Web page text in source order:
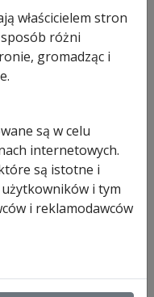
–
–
o
ogrodoweto
dla osób
do
metalowy domek
z myślą o
dodatkowo
na narzędzia
właścicielem stron
różni
gromadząc i
są w celu
internetowych.
są istotne i
i tym
i reklamodawców